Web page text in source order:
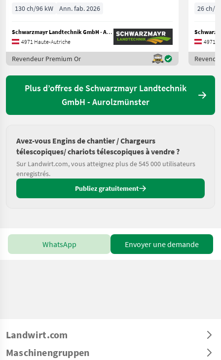
130 ch/96 kW Ann. fab. 2026
Schwarzmayr Landtechnik GmbH - Aurolzmünster
4971 Haute-Autriche
Revendeur Premium Or
26 ch/
4971
Plus d’offres de Schwarzmayr Landtechnik
GmbH - Aurolzmünster
Avez-vous Engins de chantier / Chargeurs
télescopiques/ chariots télescopiques à vendre ?
Sur Landwirt.com, vous atteignez plus de 545 000 utilisateurs
enregistrés.
Publiez gratuitement
WhatsApp Envoyer une demande
Landwirt.com
Maschinengruppen